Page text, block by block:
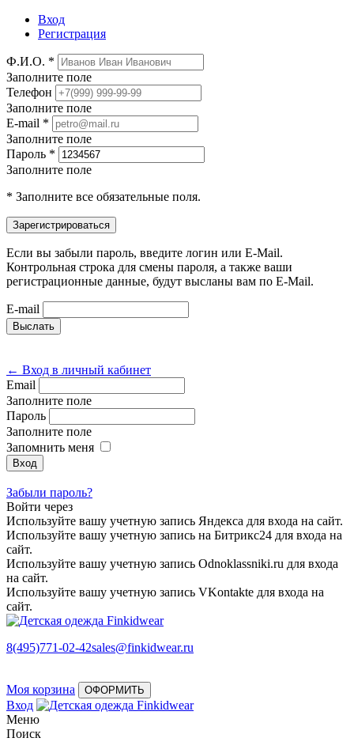
Вход
Регистрация
Ф.И.О. *
Заполните поле
Телефон
Заполните поле
E-mail *
Заполните поле
Пароль *
Заполните поле
* Заполните все обязательные поля.
Если вы забыли пароль, введите логин или E-Mail.
Контрольная строка для смены пароля, а также ваши
регистрационные данные, будут высланы вам по E-Mail.
E-mail
← Вход в личный кабинет
Email
Заполните поле
Пароль
Заполните поле
Запомнить меня
Забыли пароль?
Войти через
Используйте вашу учетную запись Яндекса для входа на сайт.
Используйте вашу учетную запись на Битрикс24 для входа на
сайт.
Используйте вашу учетную запись Odnoklassniki.ru для входа
на сайт.
Используйте вашу учетную запись VKontakte для входа на
сайт.
8(495)771-02-42sales@finkidwear.ru
Моя корзина ОФОРМИТЬ
Вход
Меню
Поиск